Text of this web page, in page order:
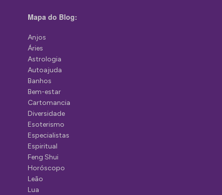
Mapa do Blog:
Anjos
Áries
Astrologia
Autoajuda
Banhos
Bem-estar
Cartomancia
Diversidade
Esoterismo
Especialistas
Espiritual
Feng Shui
Horóscopo
Leão
Lua